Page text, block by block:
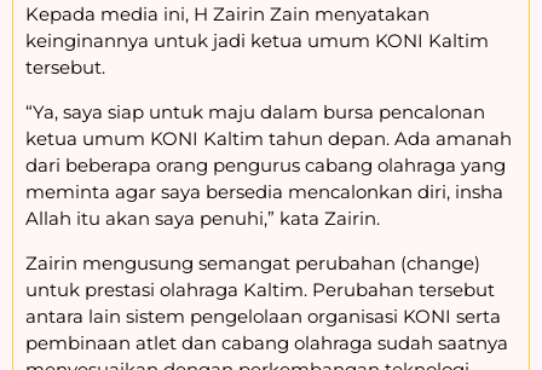
Kepada media ini, H Zairin Zain menyatakan
keinginannya untuk jadi ketua umum KONI Kaltim
tersebut.
“Ya, saya siap untuk maju dalam bursa pencalonan
ketua umum KONI Kaltim tahun depan. Ada amanah
dari beberapa orang pengurus cabang olahraga yang
meminta agar saya bersedia mencalonkan diri, insha
Allah itu akan saya penuhi,” kata Zairin.
Zairin mengusung semangat perubahan (change)
untuk prestasi olahraga Kaltim. Perubahan tersebut
antara lain sistem pengelolaan organisasi KONI serta
pembinaan atlet dan cabang olahraga sudah saatnya